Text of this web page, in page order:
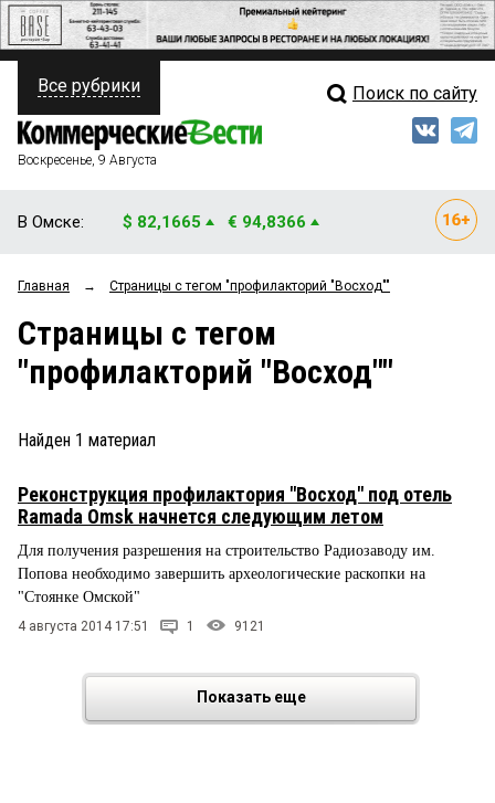
ПОЛИТИКА
ФИНАНСЫ
ОБЩЕСТВО
ЗАКОН
НОВОСТИ КОМПАНИЙ
ПРОИСШЕСТВИЯ
СТИЛЬ ЖИЗНИ
Свежий выпуск
Мнения
Блоги
Все рубрики Поиск по сайту
Воскресенье, 9 Августа
В Омске: $ 82,1665 € 94,8366
Главная → Страницы c тегом "профилакторий "Восход""
Страницы c тегом
"профилакторий "Восход""
Найден 1 материал
Реконструкция профилактория "Восход" под отель
Ramada Omsk начнется следующим летом
Для получения разрешения на строительство Радиозаводу им.
Попова необходимо завершить археологические раскопки на
"Стоянке Омской"
4 августа 2014 17:51 1 9121
Показать еще